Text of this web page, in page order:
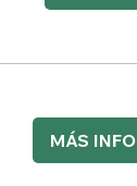
MÁS INFO